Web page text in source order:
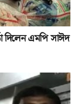
দিলেন এমপি সাঈদ